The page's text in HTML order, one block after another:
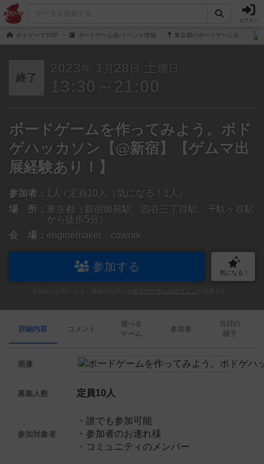
ログイン
ボドゲーマTOP ボードゲーム会/イベント情報 東京都のボードゲーム会
終了
2023年 1 月 28 日 土 曜日
13:30～21:00
ボードゲームを作ってみよう。ボド
ゲハッカソン【@新宿】【ゲムマ出
展経験あり！】
参加者： 1人 / 定員10人（気になる！1人）
場 所： 東京都（新宿御苑駅、四谷三丁目駅、千駄ヶ谷駅
から徒歩5分）
会 場： enginemaker cowork
参加する 気になる！
ボドゲーマへのログイン
詳細内容 コメント
遊べる
ゲーム
参加者
当日の
様子
画像
募集人数 定員10人
参加対象者
・誰でも参加可能
・参加者のお連れ様
・コミュニティのメンバー